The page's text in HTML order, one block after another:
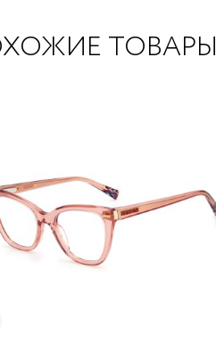
ТОВАРЫ